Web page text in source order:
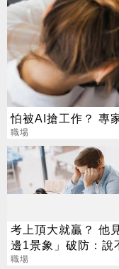
怕被AI搶工作？ 專
職場
考上頂大就贏？ 他
邊1景象」破防：說
的挫敗感
職場